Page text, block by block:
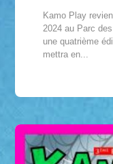
Kamo Play
2024 au Parc
une quatrième
mettra en...